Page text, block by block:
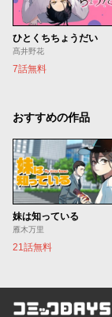
ひとくちちょうだい
髙井野花
7話無料
おすすめの作品
妹は知っている
雁木万里
21話無料